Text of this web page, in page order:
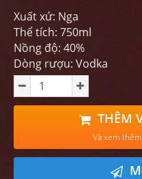
Xuất xứ: Nga
Thể tích: 750ml
Nồng độ: 40%
Dòng rượu: Vodka
THÊM
Và xem